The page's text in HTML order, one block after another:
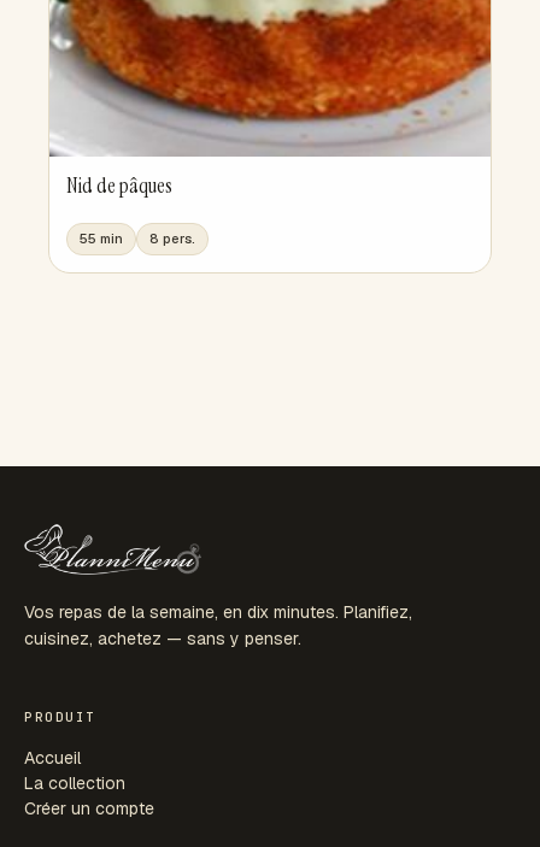
Nid de pâques
55 min 8 pers.
Vos repas de la semaine, en dix minutes. Planifiez,
cuisinez, achetez — sans y penser.
PRODUIT
Accueil
La collection
Créer un compte